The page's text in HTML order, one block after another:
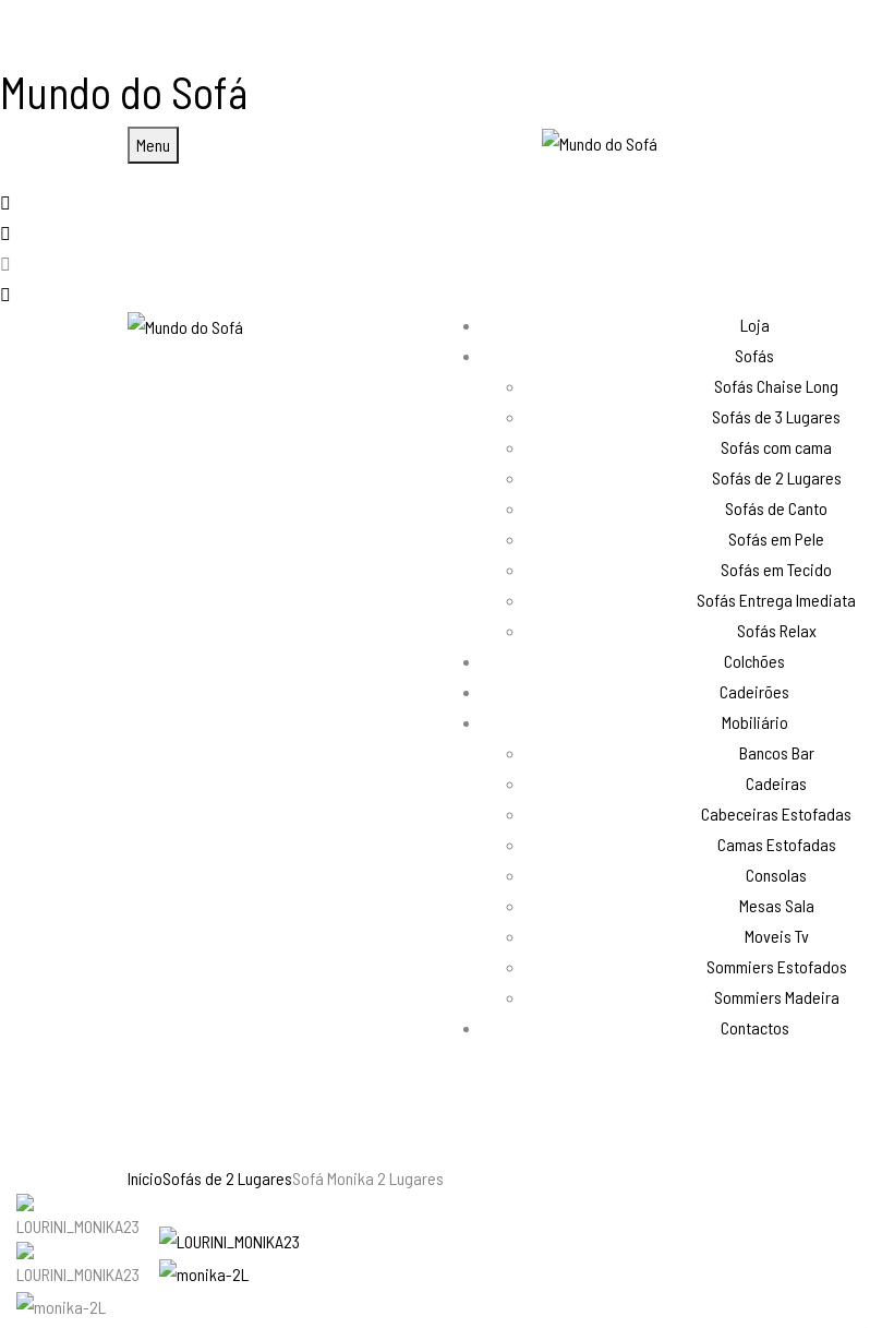
Mundo do Sofá
Menu
Loja
Sofás
Sofás Chaise Long
Sofás de 3 Lugares
Sofás com cama
Sofás de 2 Lugares
Sofás de Canto
Sofás em Pele
Sofás em Tecido
Sofás Entrega Imediata
Sofás Relax
Colchões
Cadeirões
Mobiliário
Bancos Bar
Cadeiras
Cabeceiras Estofadas
Camas Estofadas
Consolas
Mesas Sala
Moveis Tv
Sommiers Estofados
Sommiers Madeira
Contactos
InícioSofás de 2 LugaresSofá Monika 2 Lugares